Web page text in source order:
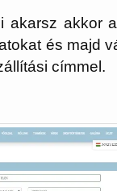
akarsz akkor
és majd
címmel.